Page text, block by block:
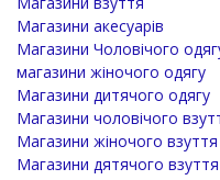
Магазини акесуарів
Магазини Чоловічого
магазини жіночого одягу
Магазини дитячого одягу
Магазини чоловічого
Магазини жіночого взуття
Магазини дятячого взуття